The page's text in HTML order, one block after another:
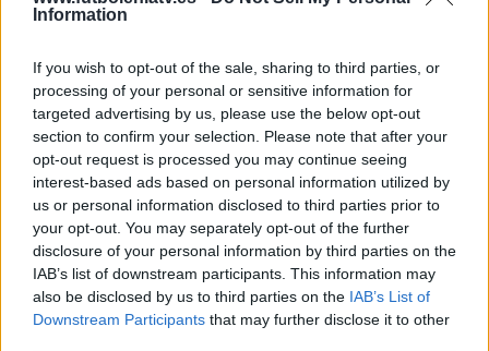
Information
If you wish to opt-out of the sale, sharing to third parties, or
processing of your personal or sensitive information for
targeted advertising by us, please use the below opt-out
section to confirm your selection. Please note that after your
opt-out request is processed you may continue seeing
interest-based ads based on personal information utilized by
us or personal information disclosed to third parties prior to
your opt-out. You may separately opt-out of the further
disclosure of your personal information by third parties on the
IAB’s list of downstream participants. This information may
also be disclosed by us to third parties on the IAB’s List of
Downstream Participants that may further disclose it to other
Más días
DATOS ESTADÍSTICOS DEL EQUIPO AL AHED EN
TELEVISIÓN EN ESPAÑA
y desde que esta web recoge los datos
estadísticos de cuándo y dónde se televisan los partidos de
Fútbol
equipo
Al Ahed España , que fue el18/09/2023
5